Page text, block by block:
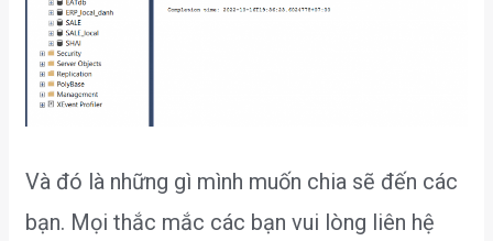
Và đó là những gì mình muốn chia sẽ đến các
bạn. Mọi thắc mắc các bạn vui lòng liên hệ